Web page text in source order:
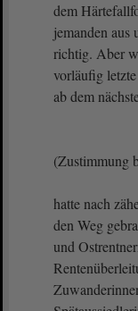
dem
jemanden aus
richtig. Aber
vorläufig
ab dem
(Zustimmung
hatte nach
den Weg
und